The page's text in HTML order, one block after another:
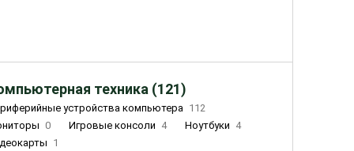
техника (121)
устройства компьютера 112
0 Игровые консоли 4 Ноутбуки 4
1